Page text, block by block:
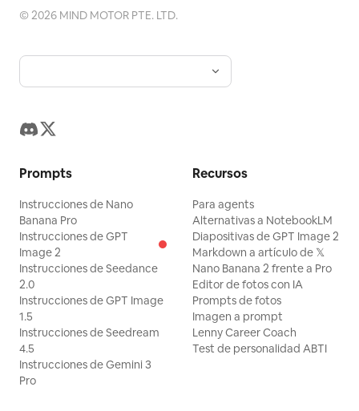
©2026 MIND MOTOR PTE. LTD.
Prompts
Instrucciones de Nano
Banana Pro
Instrucciones de GPT
Image 2
Instrucciones de Seedance
2.0
Instrucciones de GPT Image
1.5
Instrucciones de Seedream
4.5
Instrucciones de Gemini 3
Pro
Recursos
Para agents
Alternativas a NotebookLM
Diapositivas de GPT Image 2
Markdown a artículo de 𝕏
Nano Banana 2 frente a Pro
Editor de fotos con IA
Prompts de fotos
Imagen a prompt
Lenny Career Coach
Test de personalidad ABTI